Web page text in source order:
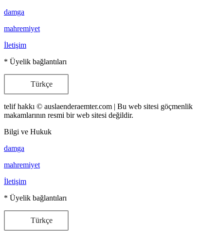
damga
mahremiyet
İletişim
* Üyelik bağlantıları
Türkçe
telif hakkı © auslaenderaemter.com | Bu web sitesi göçmenlik
makamlarının resmi bir web sitesi değildir.
Bilgi ve Hukuk
damga
mahremiyet
İletişim
* Üyelik bağlantıları
Türkçe